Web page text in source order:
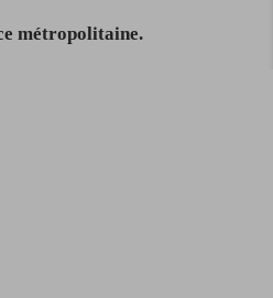
métropolitaine.